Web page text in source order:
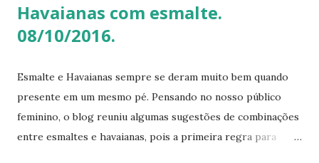
Havaianas com esmalte.
08/10/2016.
Esmalte e Havaianas sempre se deram muito bem quando
presente em um mesmo pé. Pensando no nosso público
feminino, o blog reuniu algumas sugestões de combinações
entre esmaltes e havaianas, pois a primeira regra para